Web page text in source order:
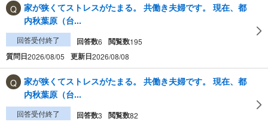
家が狭くてストレスがたまる。 共働き夫婦です。 現在、都
内秋葉原（台...
回答受付終了 回答数6 閲覧数195
質問日2026/08/05 更新日2026/08/08
家が狭くてストレスがたまる。 共働き夫婦です。 現在、都
内秋葉原（台...
回答受付終了 回答数3 閲覧数82